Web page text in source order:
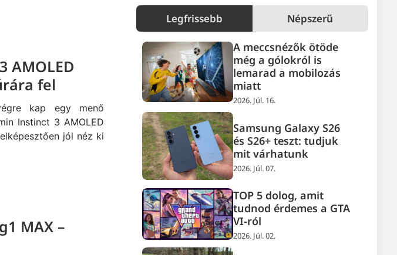
AMOLED
fel
kap egy menő
Instinct 3 AMOLED
jól néz ki
MAX –
Legfrissebb Népszerű
A meccsnézők ötöde
még a gólokról is
lemarad a mobilozás
miatt
2026. Júl. 16.
Samsung Galaxy S26
és S26+ teszt: tudjuk
mit várhatunk
2026. Júl. 07.
TOP 5 dolog, amit
tudnod érdemes a GTA
VI-ról
2026. Júl. 02.